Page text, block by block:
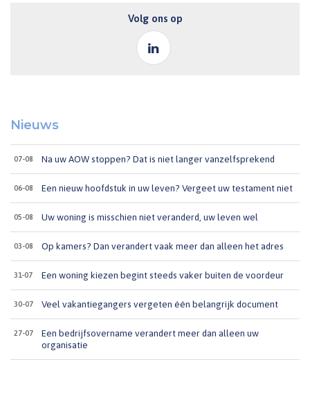
Volg ons op
Nieuws
07-08 Na uw AOW stoppen? Dat is niet langer vanzelfsprekend
06-08 Een nieuw hoofdstuk in uw leven? Vergeet uw testament niet
05-08 Uw woning is misschien niet veranderd, uw leven wel
03-08 Op kamers? Dan verandert vaak meer dan alleen het adres
31-07 Een woning kiezen begint steeds vaker buiten de voordeur
30-07 Veel vakantiegangers vergeten één belangrijk document
27-07
Een bedrijfsovername verandert meer dan alleen uw
organisatie